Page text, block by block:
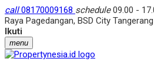
call08170009168 schedule09.00 -
Raya Pagedangan, BSD City
Ikuti
menu